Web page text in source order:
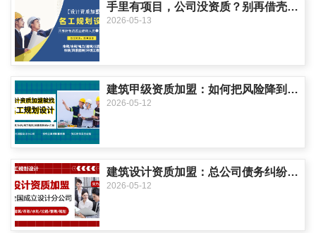
手里有项目，公司没资质？别再借壳了！这样操作省钱又省心！
2026-05-13
建筑甲级资质加盟：如何把风险降到最低？
2026-05-12
建筑设计资质加盟：总公司债务纠纷会牵连分公司吗？
2026-05-12